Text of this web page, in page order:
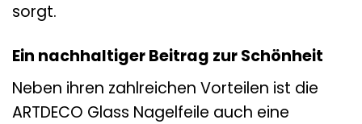
sorgt.
Ein nachhaltiger Beitrag zur Schönheit
Neben ihren zahlreichen Vorteilen ist die
ARTDECO Glass Nagelfeile auch eine